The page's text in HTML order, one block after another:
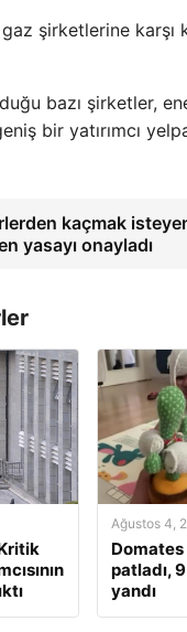
şirketlerine karşı
bazı şirketler,
bir yatırımcı
kaçmak
yasayı onayladı
Ağustos 4,
patladı,
yandı